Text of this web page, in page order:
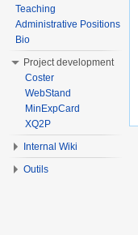
Teaching
Administrative Positions
Bio
Project development
Coster
WebStand
MinExpCard
XQ2P
Internal Wiki
Outils